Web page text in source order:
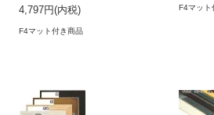
4,797円(内税)
F4マット付き商品
F4マット